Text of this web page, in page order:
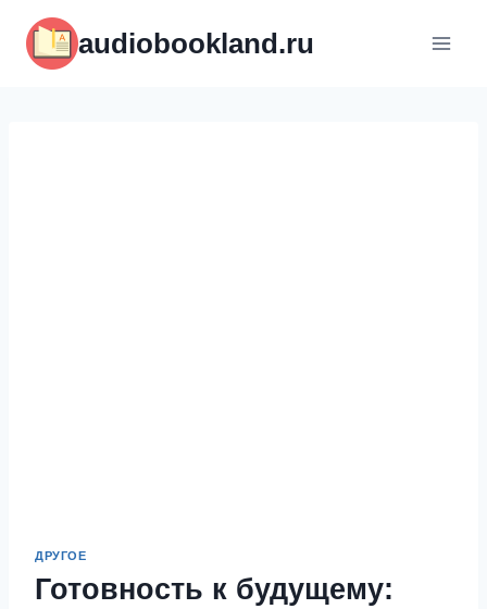
содержимому
audiobookland.ru
ДРУГОЕ
Готовность к будущему: